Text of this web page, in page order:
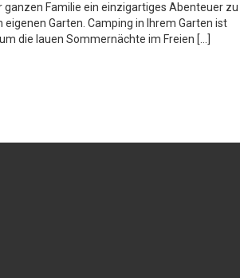
Familie ein einzigartiges Abenteuer zu
eigenen Garten. Camping in Ihrem Garten ist
die lauen Sommernächte im Freien […]